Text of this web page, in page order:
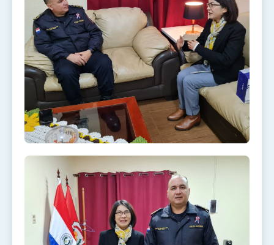
外交部長林佳龍接見美國智庫「德國馬歇爾基金
會」訪問團一行，深化跨大西洋戰略夥伴關係
臺美經貿談判獲階段性成果 卓揆期勉爭取時間完
成「臺美對等貿易協定」簽署
卓揆：臺美關稅談判階段性結果有助臺灣取得有
利戰略地位 全力支持「臺美對等貿易協定」簽署
外交部與數位發展部攜手合作，整合台灣雄厚數
位實力，達成固邦榮邦目標
外交部長林佳龍主持第35次「參與亞太經濟合作
策略小組」跨部會會議
民調顯示多數國人滿意政府外交表現，高度支持
「總合外交」與台歐美日關係深化
總統以「韌性之島，希望之光」為題發表2026新
總統主持「守護民主台灣國安行動方案」記者
會 強調以實力守護台海和平 以決心掌握國家
命運
變局中 奮起的新臺灣 總統發表國慶演說
總統發表執政周年談話 盼面對未來挑戰 堅持
團結 迎風轉型 穩健前行